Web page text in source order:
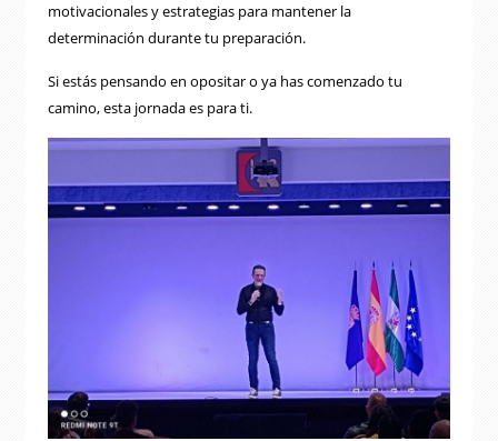
motivacionales y estrategias para mantener la
determinación durante tu preparación.
Si estás pensando en opositar o ya has comenzado tu
camino, esta jornada es para ti.